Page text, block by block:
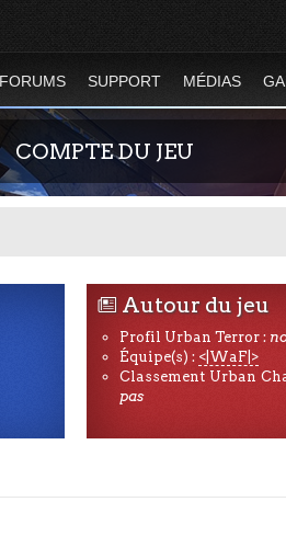
FORUMS SUPPORT MÉDIAS
COMPTE DU JEU
Guide rapide concernant l'inscription
site officiel du jeu. Créez ainsi votre
N Autour du jeu
Profil Urban Terror :
Équipe(s) : <|WaF|>
Classement Urban
pas